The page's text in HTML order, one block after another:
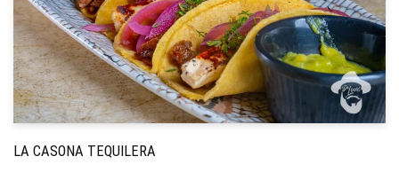
LA CASONA TEQUILERA